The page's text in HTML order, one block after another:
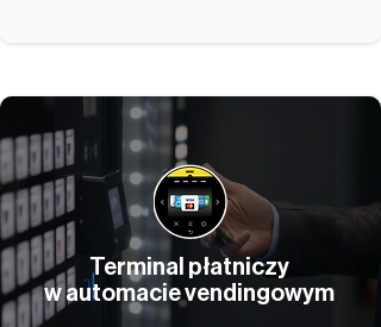
Terminal płatniczy
w automacie vendingowym